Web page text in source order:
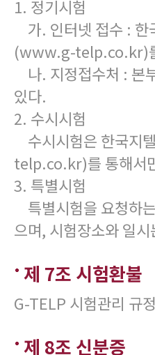
1. 정기시험
가. 인터넷 접수 : 한
(www.g-telp.co.kr)
나. 지정접수처 : 본
있다.
2. 수시시험
수시시험은 한국지
telp.co.kr)를 통해서
3. 특별시험
특별시험을 요청하
으며, 시험장소와 일
제 7조 시험환불
G-TELP 시험관리 규
제 8조 신분증